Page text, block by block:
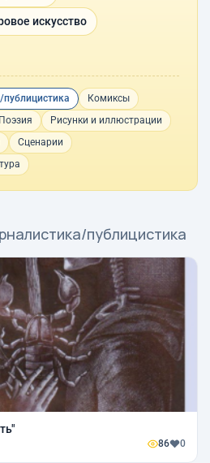
искусство
Комиксы
Поэзия
Рисунки и иллюстрации
Сценарии
публицистика
86 0